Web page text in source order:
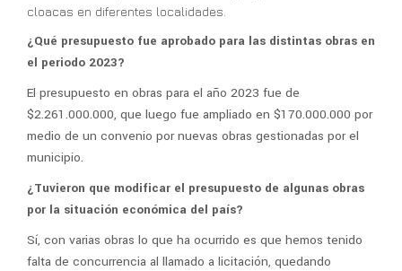
cloacas en diferentes localidades.
¿Qué presupuesto fue aprobado para las distintas obras en
el periodo 2023?
El presupuesto en obras para el año 2023 fue de
$2.261.000.000, que luego fue ampliado en $170.000.000 por
medio de un convenio por nuevas obras gestionadas por el
municipio.
¿Tuvieron que modificar el presupuesto de algunas obras
por la situación económica del país?
Sí, con varias obras lo que ha ocurrido es que hemos tenido
falta de concurrencia al llamado a licitación, quedando